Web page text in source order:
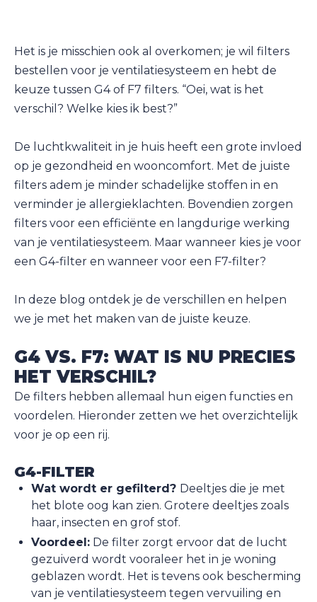
Het is je misschien ook al overkomen; je wil filters
bestellen voor je ventilatiesysteem en hebt de
keuze tussen G4 of F7 filters. “Oei, wat is het
verschil? Welke kies ik best?”
De luchtkwaliteit in je huis heeft een grote invloed
op je gezondheid en wooncomfort. Met de juiste
filters adem je minder schadelijke stoffen in en
verminder je allergieklachten. Bovendien zorgen
filters voor een efficiënte en langdurige werking
van je ventilatiesysteem. Maar wanneer kies je voor
een G4-filter en wanneer voor een F7-filter?
In deze blog ontdek je de verschillen en helpen
we je met het maken van de juiste keuze.
G4 VS. F7: WAT IS NU PRECIES
HET VERSCHIL?
De filters hebben allemaal hun eigen functies en
voordelen. Hieronder zetten we het overzichtelijk
voor je op een rij.
G4-FILTER
Wat wordt er gefilterd? Deeltjes die je met
het blote oog kan zien. Grotere deeltjes zoals
haar, insecten en grof stof.
Voordeel: De filter zorgt ervoor dat de lucht
gezuiverd wordt vooraleer het in je woning
geblazen wordt. Het is tevens ook bescherming
van je ventilatiesysteem tegen vervuiling en